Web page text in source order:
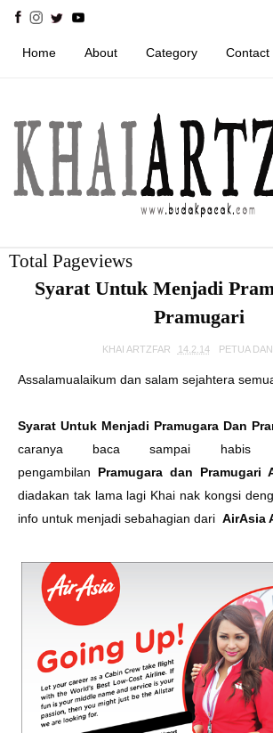
Home About Category Contact
Total Pageviews
Syarat Untuk Menjadi
Pramugari
KHAI ARTZFAR 14.2.14 PETUA
Assalamualaikum dan salam sejahtera
Syarat Untuk Menjadi Pramugara Dan
caranya baca sampai habis
pengambilan Pramugara dan Pramugari
diadakan tak lama lagi Khai nak kongsi
info untuk menjadi sebahagian dari AirAsia